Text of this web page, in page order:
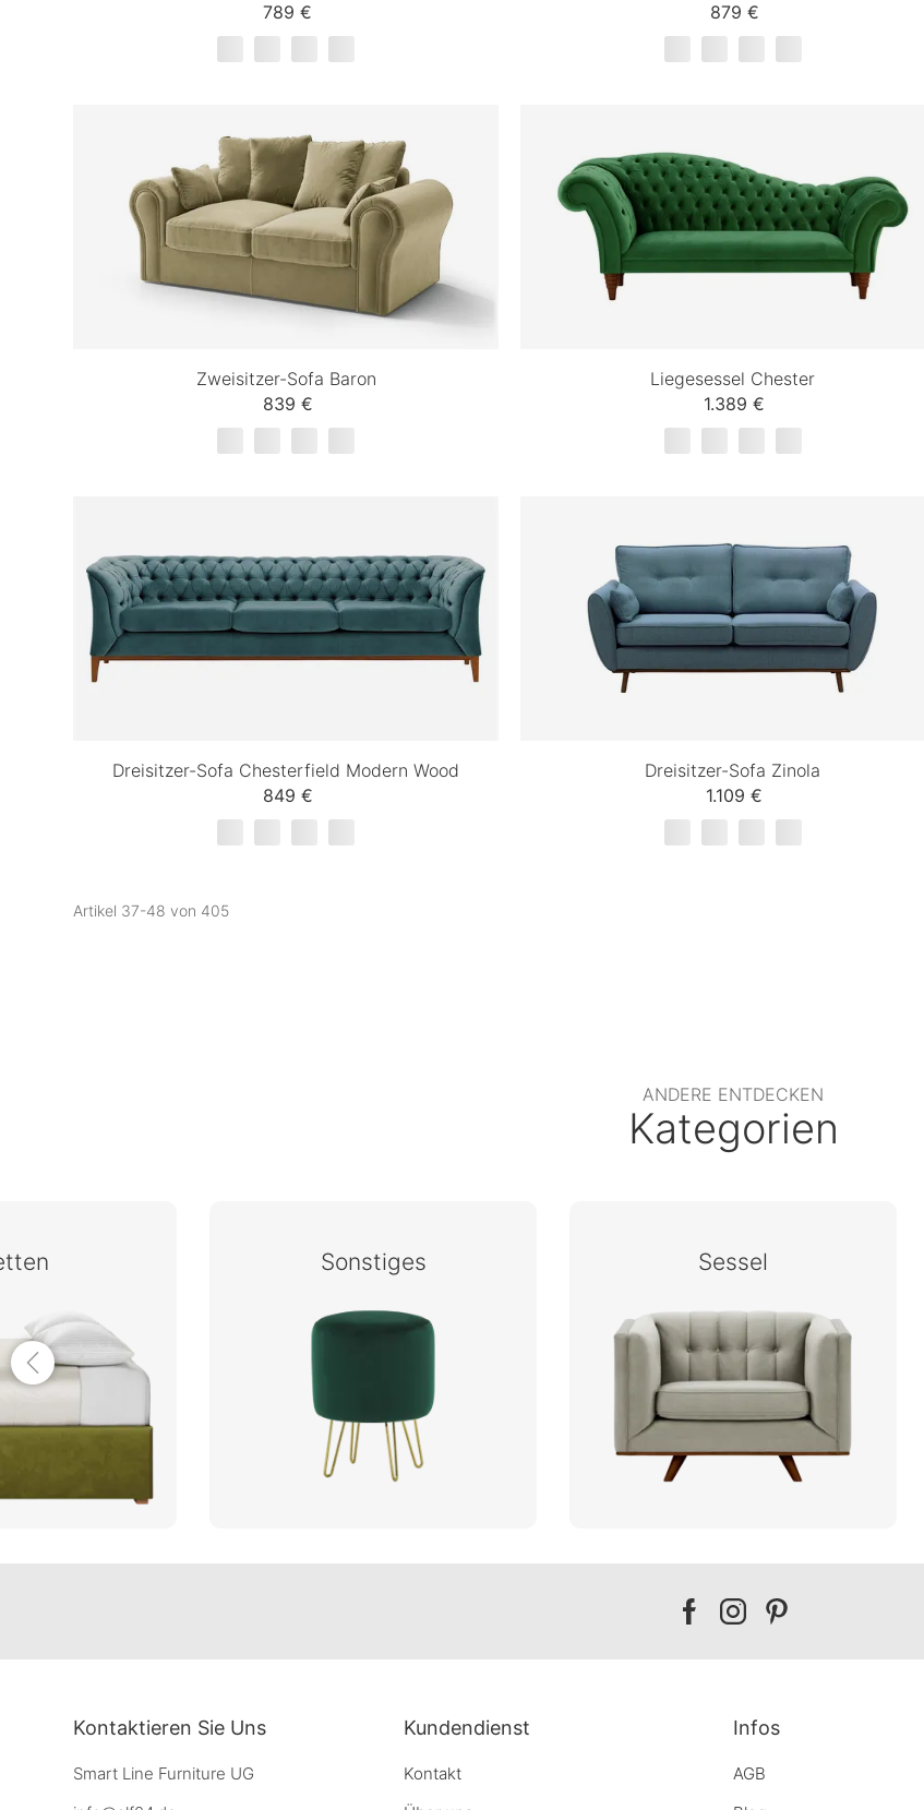
789 €
879 €
Zweisitzer-Sofa Baron
839 €
Liegesessel Chester
1.389 €
Dreisitzer-Sofa Chesterfield Modern Wood
849 €
Dreisitzer-Sofa Zinola
1.109 €
Artikel 37-48 von 405
ANDERE ENTDECKEN
Kategorien
Sonstiges Sessel
Our
Our
Our
Kontaktieren Sie Uns
Smart Line Furniture UG
Kundendienst
Kontakt
Infos
AGB